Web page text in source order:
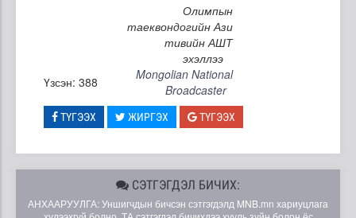
Олимпын
таеквондогийн Ази
тивийн АШТ
эхэллээ
Үзсэн: 388
Mongolian National
Broadcaster
ТҮГЭЭХ ЖИРГЭХ ТҮГЭЭХ
СЭТГЭГДЭЛ БИЧИХ:
АНХААРУУЛГА: Уншигчдын бичсэн сэтгэгдэлд MNB.mn хариуцлага